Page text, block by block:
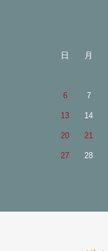
日 月
6 7
13 14
20 21
27 28